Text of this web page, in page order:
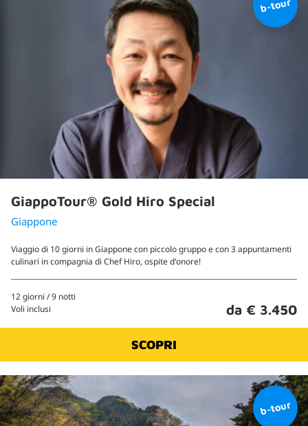
GiappoTour® Gold Hiro Special
Giappone
Viaggio di 10 giorni in Giappone con piccolo gruppo e con 3 appuntamenti
culinari in compagnia di Chef Hiro, ospite d'onore!
12 giorni / 9 notti
Voli inclusi
da € 3.450
SCOPRI